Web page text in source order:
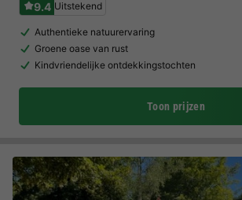
9.4 Uitstekend
Authentieke natuurervaring
Groene oase van rust
Kindvriendelijke ontdekkingstochten
Toon prijzen